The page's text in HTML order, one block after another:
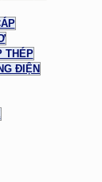
THÉP
ĐIỆN